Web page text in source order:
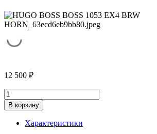
12 500 ₽
Количество
товара
HUGO
BOSS
В корзину
Характеристики